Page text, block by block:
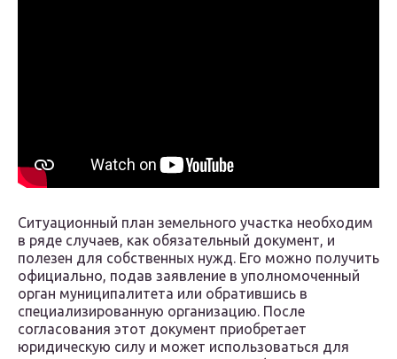
Ситуационный план земельного участка необходим
в ряде случаев, как обязательный документ, и
полезен для собственных нужд. Его можно получить
официально, подав заявление в уполномоченный
орган муниципалитета или обратившись в
специализированную организацию. После
согласования этот документ приобретает
юридическую силу и может использоваться для